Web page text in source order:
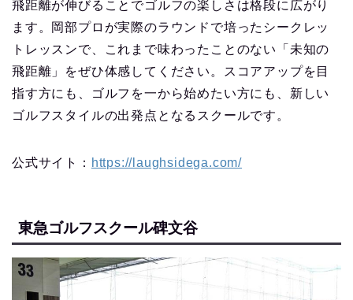
飛距離が伸びることでゴルフの楽しさは格段に広がり
ます。岡部プロが実際のラウンドで培ったシークレッ
トレッスンで、これまで味わったことのない「未知の
飛距離」をぜひ体感してください。スコアアップを目
指す方にも、ゴルフを一から始めたい方にも、新しい
ゴルフスタイルの出発点となるスクールです。
公式サイト： https://laughsidega.com/
東急ゴルフスクール碑文谷